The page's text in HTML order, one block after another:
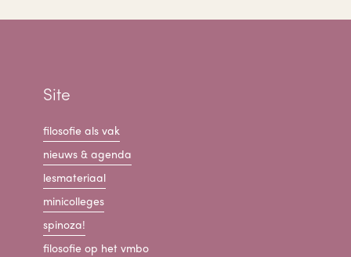
Site
filosofie als vak
nieuws & agenda
lesmateriaal
minicolleges
spinoza!
filosofie op het vmbo